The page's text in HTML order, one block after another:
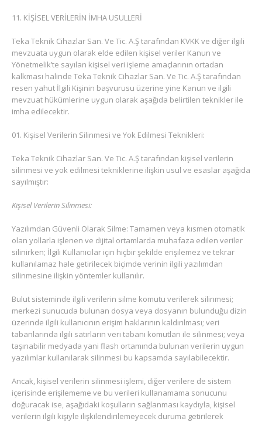
KİŞİSEL VERİLERİN İMHA USULLERİ
Teka Teknik Cihazlar San. Ve Tic. A.Ş tarafından KVKK ve diğer ilgili
mevzuata uygun olarak elde edilen kişisel veriler Kanun ve
Yönetmelik’te sayılan kişisel veri işleme amaçlarının ortadan
kalkması halinde Teka Teknik Cihazlar San. Ve Tic. A.Ş tarafından
resen yahut İlgili Kişinin başvurusu üzerine yine Kanun ve ilgili
mevzuat hükümlerine uygun olarak aşağıda belirtilen teknikler ile
imha edilecektir.
Kişisel Verilerin Silinmesi ve Yok Edilmesi Teknikleri:
Teka Teknik Cihazlar San. Ve Tic. A.Ş tarafından kişisel verilerin
silinmesi ve yok edilmesi tekniklerine ilişkin usul ve esaslar aşağıda
sayılmıştır:
Kişisel Verilerin Silinmesi:
Yazılımdan Güvenli Olarak Silme: Tamamen veya kısmen otomatik
olan yollarla işlenen ve dijital ortamlarda muhafaza edilen veriler
silinirken; İlgili Kullanıcılar için hiçbir şekilde erişilemez ve tekrar
kullanılamaz hale getirilecek biçimde verinin ilgili yazılımdan
silinmesine ilişkin yöntemler kullanılır.
Bulut sisteminde ilgili verilerin silme komutu verilerek silinmesi;
merkezi sunucuda bulunan dosya veya dosyanın bulunduğu dizin
üzerinde ilgili kullanıcının erişim haklarının kaldırılması; veri
tabanlarında ilgili satırların veri tabanı komutları ile silinmesi; veya
taşınabilir medyada yani flash ortamında bulunan verilerin uygun
yazılımlar kullanılarak silinmesi bu kapsamda sayılabilecektir.
Ancak, kişisel verilerin silinmesi işlemi, diğer verilere de sistem
içerisinde erişilememe ve bu verileri kullanamama sonucunu
doğuracak ise, aşağıdaki koşulların sağlanması kaydıyla, kişisel
verilerin ilgili kişiyle ilişkilendirilemeyecek duruma getirilerek